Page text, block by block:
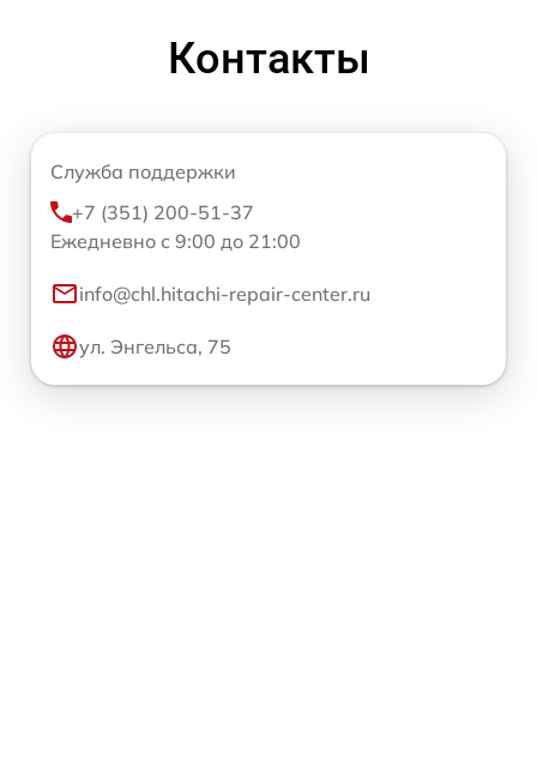
Контакты
Служба поддержки
+7 (351) 200-51-37
Ежедневно с 9:00 до 21:00
info@chl.hitachi-repair-center.ru
ул. Энгельса, 75